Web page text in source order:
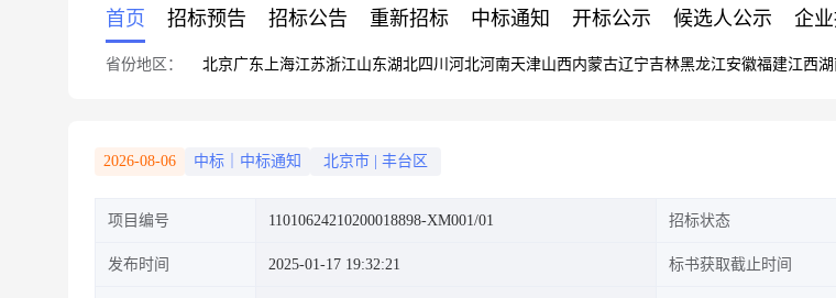
首页 招标预告 招标公告 重新招标 中标通知 开标公示 候选人公示 企
省份地区： 北京广东 上海江苏浙江山东湖北四川 河北河南天津山西内蒙古辽宁吉林黑龙江安徽福建江西
2026-08-06 中标｜中标通知 北京市 丰台区
项目编号 11010624210200018898-XM001/01 招标状态
发布时间 2025-01-17 19:32:21 标书获取截止时间